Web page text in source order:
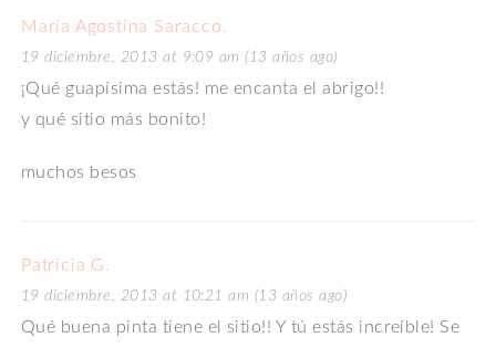
María Agostina Saracco.
19 diciembre, 2013 at 9:09 am (13 años ago)
¡Qué guapísima estás! me encanta el abrigo!!
y qué sitio más bonito!
muchos besos
Patricia G.
19 diciembre, 2013 at 10:21 am (13 años ago)
Qué buena pinta tiene el sitio!! Y tú estás increíble! Se